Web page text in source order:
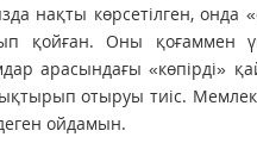
нақты көрсетілген, онда
қойған. Оны қоғаммен
арасындағы «көпірді»
отыруы тиіс.
ойдамын.